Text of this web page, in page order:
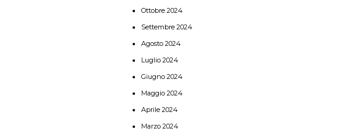
Ottobre 2024
Settembre 2024
Agosto 2024
Luglio 2024
Giugno 2024
Maggio 2024
Aprile 2024
Marzo 2024